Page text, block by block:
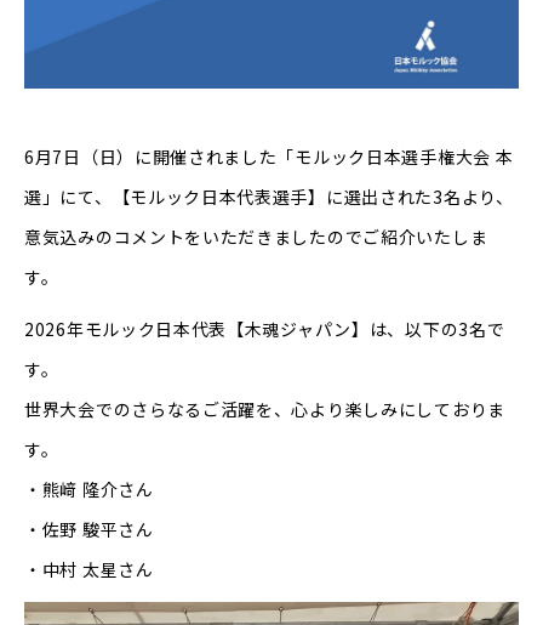
6月7日（日）に開催されました「モルック日本選手権大会 本
選」にて、【モルック日本代表選手】に選出された3名より、
意気込みのコメントをいただきましたのでご紹介いたしま
す。
2026年モルック日本代表【木魂ジャパン】は、以下の3名で
す。
世界大会でのさらなるご活躍を、心より楽しみにしておりま
す。
・熊﨑 隆介さん
・佐野 駿平さん
・中村 太星さん